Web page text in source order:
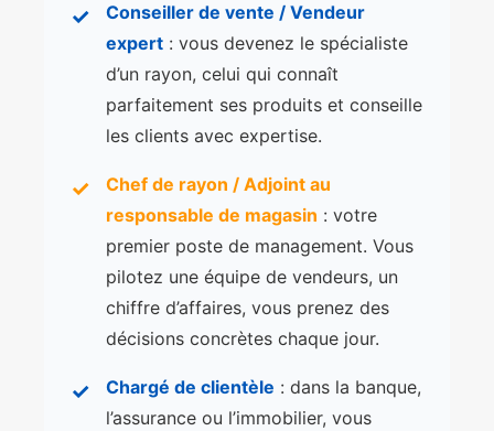
✓
Conseiller de vente / Vendeur
expert : vous devenez le spécialiste
d’un rayon, celui qui connaît
parfaitement ses produits et conseille
les clients avec expertise.
✓
Chef de rayon / Adjoint au
responsable de magasin : votre
premier poste de management. Vous
pilotez une équipe de vendeurs, un
chiffre d’affaires, vous prenez des
décisions concrètes chaque jour.
✓ Chargé de clientèle : dans la banque,
l’assurance ou l’immobilier, vous